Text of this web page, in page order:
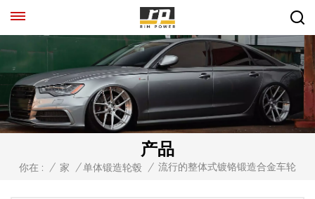
产品
你在 : / 家 / 单体锻造轮毂 / 流行的整体式镀铬锻造合金车轮